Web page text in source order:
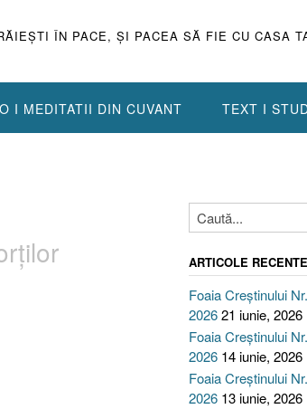
ÎN PACE, ŞI PACEA SĂ FIE CU CASA
I MEDITATII DIN CUVANT TEXT I
ARTICOLE RECENTE
Foaia Creștinului
202621 iunie, 2026
Foaia Creștinului
2026 14 iunie, 2026
Foaia Creștinului
2026 13 iunie, 2026